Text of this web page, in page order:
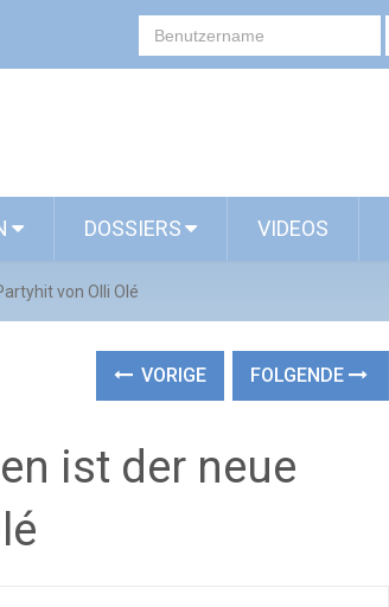
DOSSIERS VIDEOS
von Olli Olé
VORIGE FOLGENDE
ist der neue